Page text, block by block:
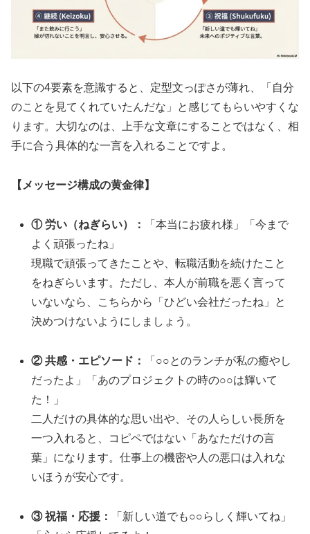
以下の4要素を意識すると、定型文っぽさが薄れ、「自分
のことを見てくれていたんだな」と感じてもらいやすくな
ります。大切なのは、上手な文章にすることではなく、相
手に合う具体的な一言を入れることですよ。
【メッセージ構成の黄金律】
① 労い（ねぎらい）：
「本当にお疲れ様」「今まで
よく頑張ったね」
現職で頑張ってきたことや、転職活動を続けたこと
をねぎらいます。ただし、本人が前職を悪く言って
いないなら、こちらから「ひどい会社だったね」と
決めつけないようにしましょう。
② 共感・エピソード：
「○○とのランチが私の癒やし
だったよ」「あのプロジェクトの時の○○は輝いて
た！」
二人だけの具体的な思い出や、その人らしい長所を
一つ入れると、コピペではない「あなただけの言
葉」になります。仕事上の機密や人の悪口は入れな
いほうが安心です。
③ 祝福・応援：
「新しい道でも○○らしく輝いてね」